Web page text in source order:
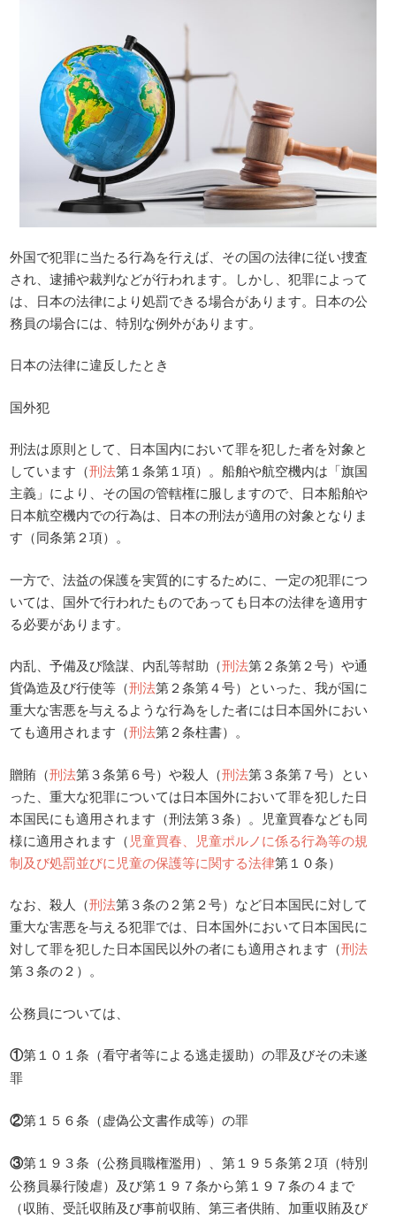
外国で犯罪に当たる行為を行えば、その国の法律に従い捜査
され、逮捕や裁判などが行われます。しかし、犯罪によって
は、日本の法律により処罰できる場合があります。日本の公
務員の場合には、特別な例外があります。
日本の法律に違反したとき
国外犯
刑法は原則として、日本国内において罪を犯した者を対象と
しています（刑法第１条第１項）。船舶や航空機内は「旗国
主義」により、その国の管轄権に服しますので、日本船舶や
日本航空機内での行為は、日本の刑法が適用の対象となりま
す（同条第２項）。
一方で、法益の保護を実質的にするために、一定の犯罪につ
いては、国外で行われたものであっても日本の法律を適用す
る必要があります。
内乱、予備及び陰謀、内乱等幇助（刑法第２条第２号）や通
貨偽造及び行使等（刑法第２条第４号）といった、我が国に
重大な害悪を与えるような行為をした者には日本国外におい
ても適用されます（刑法第２条柱書）。
贈賄（刑法第３条第６号）や殺人（刑法第３条第７号）とい
った、重大な犯罪については日本国外において罪を犯した日
本国民にも適用されます（刑法第３条）。児童買春なども同
様に適用されます（ 児童買春、児童ポルノに係る行為等の規
制及び処罰並びに児童の保護等に関する法律第１０条）
なお、殺人（刑法第３条の２第２号）など日本国民に対して
重大な害悪を与える犯罪では、日本国外において日本国民に
対して罪を犯した日本国民以外の者にも適用されます（刑法
第３条の２）。
公務員については、
①第１０１条（看守者等による逃走援助）の罪及びその未遂
罪
②第１５６条（虚偽公文書作成等）の罪
③第１９３条（公務員職権濫用）、第１９５条第２項（特別
公務員暴行陵虐）及び第１９７条から第１９７条の４まで
（収賄、受託収賄及び事前収賄、第三者供賄、加重収賄及び